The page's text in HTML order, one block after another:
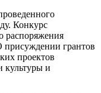
Конкурс
распоряжения
присуждении грантов
проектов
культуры и